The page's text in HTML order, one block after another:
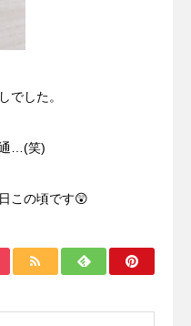
でした。
通…(笑)
この頃です😲